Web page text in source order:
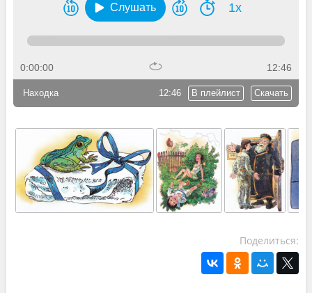
Слушать 1x
0:00:00 12:46
12:46 В плейлист Скачать
Находка
Поделиться: